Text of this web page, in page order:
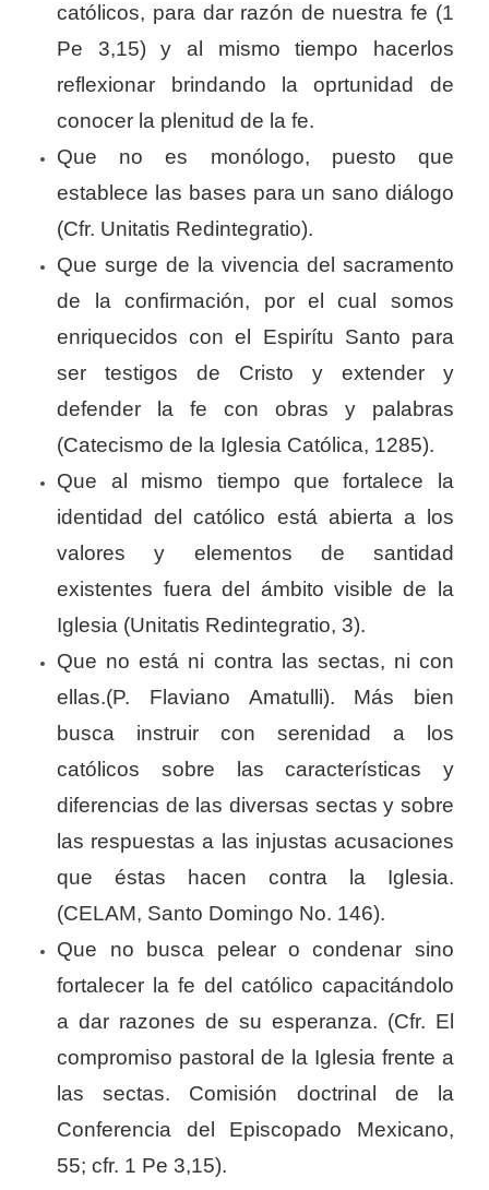
católicos, para dar razón de nuestra fe (1
Pe 3,15) y al mismo tiempo hacerlos
reflexionar brindando la oprtunidad de
conocer la plenitud de la fe.
Que no es monólogo, puesto que
establece las bases para un sano diálogo
(Cfr. Unitatis Redintegratio).
Que surge de la vivencia del sacramento
de la confirmación, por el cual somos
enriquecidos con el Espirítu Santo para
ser testigos de Cristo y extender y
defender la fe con obras y palabras
(Catecismo de la Iglesia Católica, 1285).
Que al mismo tiempo que fortalece la
identidad del católico está abierta a los
valores y elementos de santidad
existentes fuera del ámbito visible de la
Iglesia (Unitatis Redintegratio, 3).
Que no está ni contra las sectas, ni con
ellas.(P. Flaviano Amatulli). Más bien
busca instruir con serenidad a los
católicos sobre las características y
diferencias de las diversas sectas y sobre
las respuestas a las injustas acusaciones
que éstas hacen contra la Iglesia.
(CELAM, Santo Domingo No. 146).
Que no busca pelear o condenar sino
fortalecer la fe del católico capacitándolo
a dar razones de su esperanza. (Cfr. El
compromiso pastoral de la Iglesia frente a
las sectas. Comisión doctrinal de la
Conferencia del Episcopado Mexicano,
55; cfr. 1 Pe 3,15).